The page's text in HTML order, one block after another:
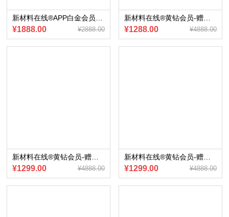
¥1888.00 ¥2888.00 ¥1288.00 ¥4888.00
¥1299.00 ¥4888.00 ¥1299.00 ¥4888.00